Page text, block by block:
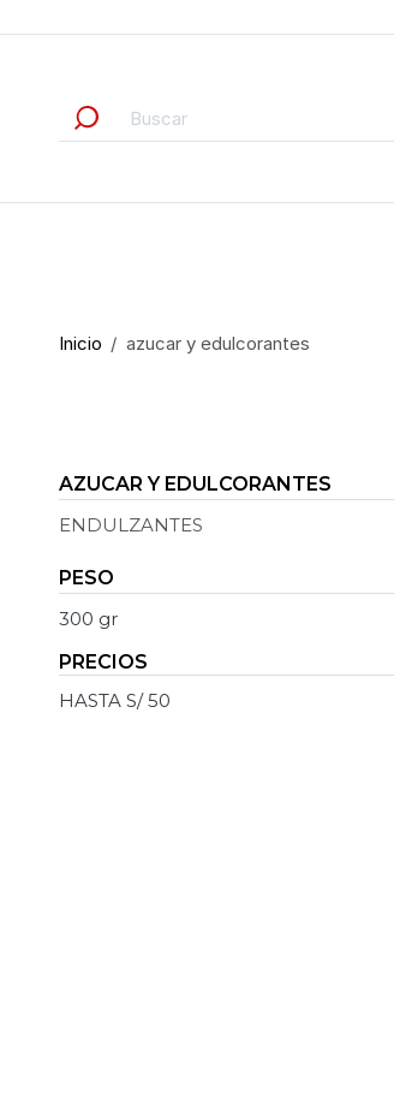
Inicio azucar y edulcorantes
AZUCAR Y EDULCORANTES
ENDULZANTES
PESO
300 gr
PRECIOS
HASTA S/ 50